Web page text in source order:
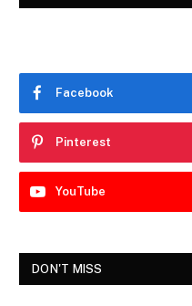
Facebook
Pinterest
YouTube
DON'T MISS